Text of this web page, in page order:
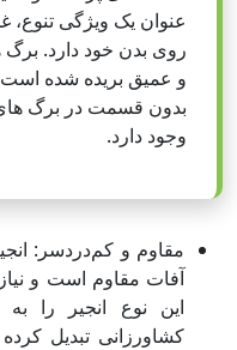
عنوان یک ویژگی
بدون قسمت در برگ های
وجود دارد.
مقاوم و کم‌دردسر:
آفات مقاوم است و
این نوع انجیر را
کشاورزانی تبدیل